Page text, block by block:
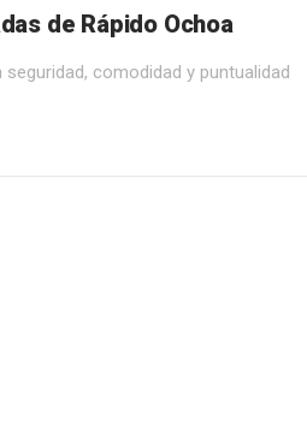
de Rápido Ochoa
comodidad y puntualidad